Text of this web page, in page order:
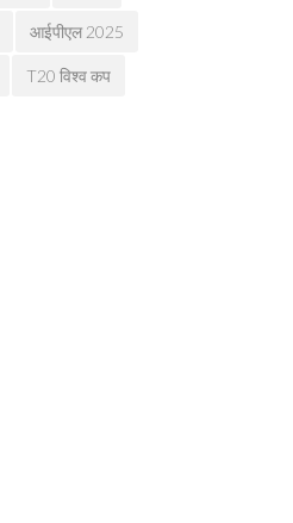
आईपीएल 2025
T20 विश्व कप